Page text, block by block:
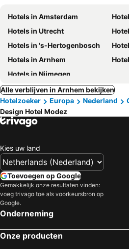
Hotels in Amsterdam
Hotels in Utrecht
Hotels in 's-Hertogenbosch
Hotels in Arnhem
Hotels in Nijmegen
Alle verblijven in Arnhem bekijken
Hotelzoeker
Europa Nederland
Design Hotel Modez
Kies uw land
Toevoegen op Google
Gemakkelijk onze resultaten vinden:
voeg trivago toe als voorkeursbron op
Google.
Onderneming
Onze producten